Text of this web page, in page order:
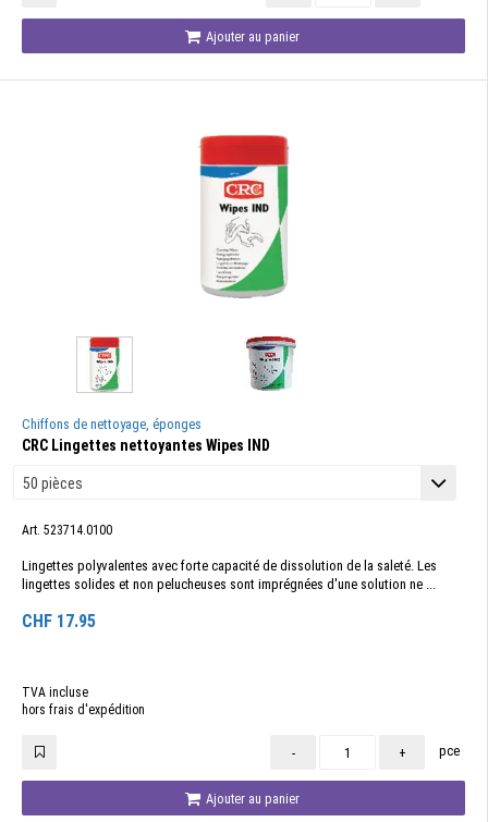
Ajouter au panier
Chiffons de nettoyage, éponges
CRC Lingettes nettoyantes Wipes IND
Art. 523714.0100
Lingettes polyvalentes avec forte capacité de dissolution de la saleté. Les
lingettes solides et non pelucheuses sont imprégnées d'une solution ne ...
CHF 17.95
TVA incluse
hors frais d'expédition
- + pce
Ajouter au panier